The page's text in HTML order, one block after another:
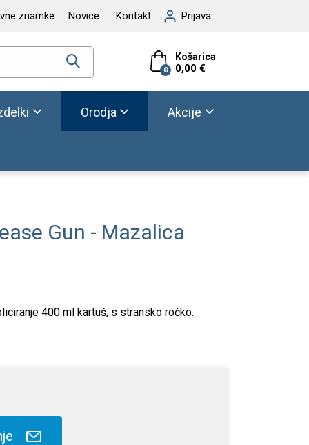
znamke Novice Kontakt Prijava
0
Košarica
0,00 €
Orodja Akcije
Gun - Mazalica
400 ml kartuš, s stransko ročko.